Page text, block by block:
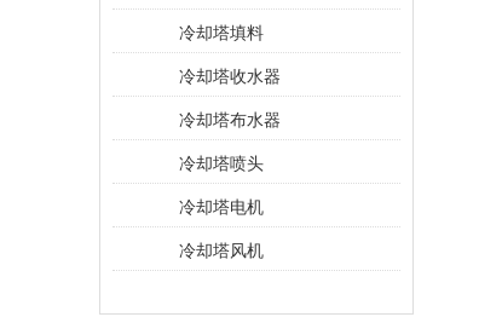
冷却塔填料
冷却塔收水器
冷却塔布水器
冷却塔喷头
冷却塔电机
冷却塔风机